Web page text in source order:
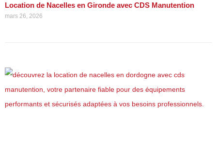
Location de Nacelles en Gironde avec CDS Manutention
mars 26, 2026